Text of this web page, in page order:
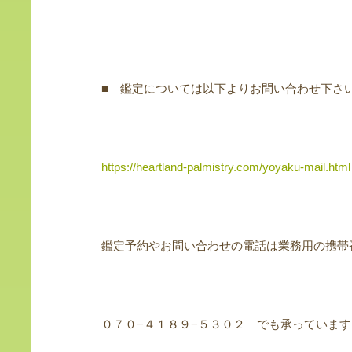
■ 鑑定については以下よりお問い合わせ下さ
https://heartland-palmistry.com/yoyaku-mail.html
鑑定予約やお問い合わせの電話は業務用の携帯
０７０−４１８９−５３０２ でも承っています